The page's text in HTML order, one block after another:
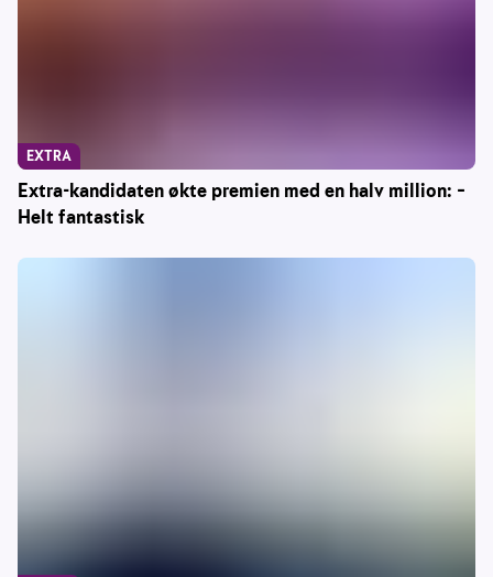
Extra-kandidaten økte premien med en halv million: –
Helt fantastisk
EXTRA